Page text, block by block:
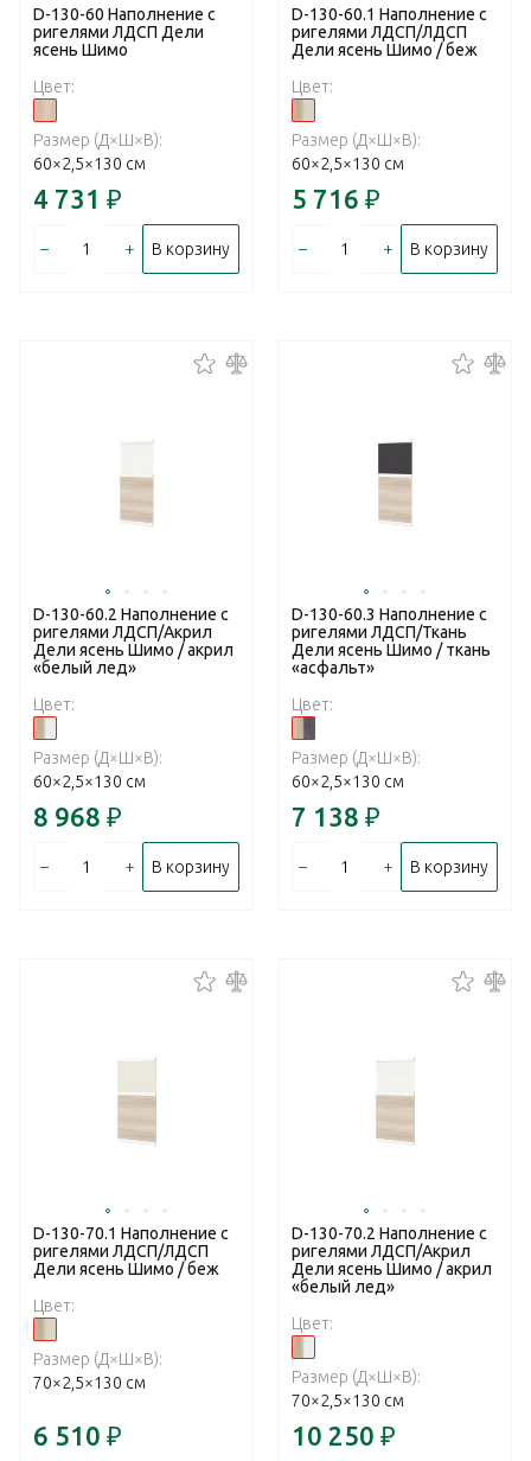
D-130-60 Наполнение с
ригелями ЛДСП Дели
ясень Шимо
Цвет:
Размер (Д×Ш×В):
60×2,5×130 см
4 731 ₽
– + В корзину
D-130-60.1 Наполнение с
ригелями ЛДСП/ЛДСП
Дели ясень Шимо / беж
Цвет:
Размер (Д×Ш×В):
60×2,5×130 см
5 716 ₽
– + В корзину
D-130-60.2 Наполнение с
ригелями ЛДСП/Акрил
Дели ясень Шимо / акрил
«белый лед»
Цвет:
Размер (Д×Ш×В):
60×2,5×130 см
8 968 ₽
– + В корзину
D-130-60.3 Наполнение с
ригелями ЛДСП/Ткань
Дели ясень Шимо / ткань
«асфальт»
Цвет:
Размер (Д×Ш×В):
60×2,5×130 см
7 138 ₽
– + В корзину
D-130-70.1 Наполнение с
ригелями ЛДСП/ЛДСП
Дели ясень Шимо / беж
Цвет:
Размер (Д×Ш×В):
70×2,5×130 см
6 510 ₽
D-130-70.2 Наполнение с
ригелями ЛДСП/Акрил
Дели ясень Шимо / акрил
«белый лед»
Цвет:
Размер (Д×Ш×В):
70×2,5×130 см
10 250 ₽